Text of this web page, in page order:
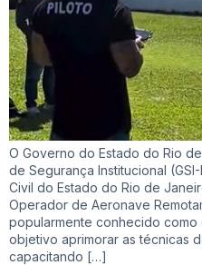
O Governo do Estado do Rio
de Segurança Institucional
Civil do Estado do Rio de
Operador de Aeronave
popularmente conhecido como
objetivo aprimorar as técnicas
capacitando […]